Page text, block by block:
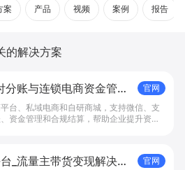
案 产品 视频 案例 报告
的解决方案
分账与连锁电商资金管理
找有赞
官网
台、私域电商和自研商城，支持微信、支
资金管理和合规结算，帮助企业提升资金
_流量主带货变现解决方
官网